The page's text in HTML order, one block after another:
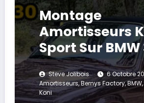
Montage
Amortisseurs
Sport Sur BMW
Baur E30
Steve Jolibois
6 Octobre
Amortisseurs,Bernys Factory,BMW,
Koni